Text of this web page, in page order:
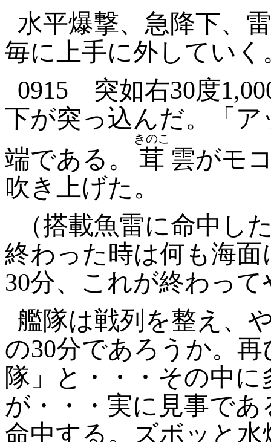
水平爆撃、急降下、
毎に上手に外していく
0915
突如右30度
下が突っ込んだ。「
端である。
茸
きのこ
雲がモ
吹き上げた。
（搭載魚雷に命中し
終わった時は何も海
30分、これが終わっ
艦隊は戦列を整え、
の30分であろうか。
隊」と・・・その中
が・・・実に見事で
命中する。ズボッと